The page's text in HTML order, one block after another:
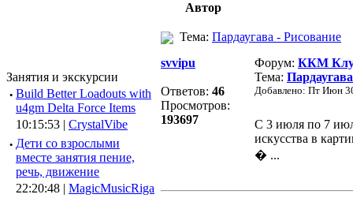
Занятия и экскурсии
· Build Better Loadouts with
u4gm Delta Force Items
10:15:53 | CrystalVibe
· Дети со взрослыми
вместе занятия пение,
речь, движение
22:20:48 | MagicMusicRiga
Автор
Тема: Пардаугава - Рисование
svvipu
Ответов: 46
Просмотров:
193697
Форум: ККМ
Тема:
Добавлено: Пт Июн
C 3 июля по 7
искусства в
� ...